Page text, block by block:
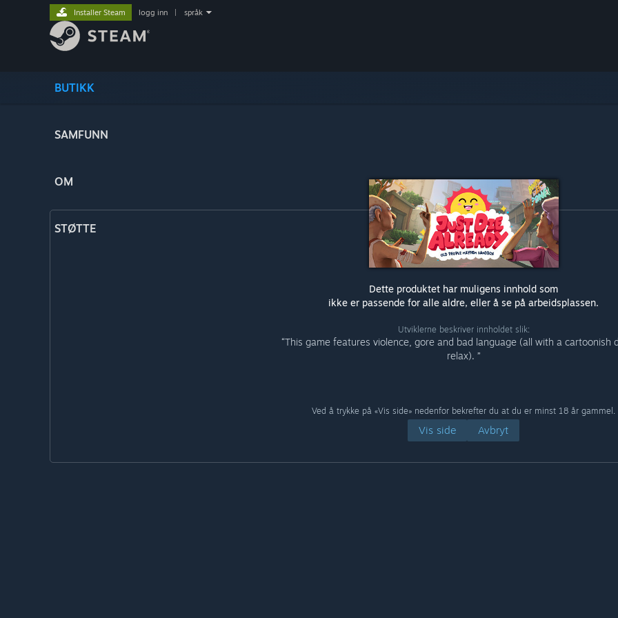
BUTIKK
SAMFUNN
OM
STØTTE
Installer Steam logg inn språk
Dette produktet har muligens innhold som
ikke er passende for alle aldre, eller å se på arbeidsplassen.
Utviklerne beskriver innholdet slik:
“This game features violence, gore and bad language (all with a cartoonish
relax). ”
Ved å trykke på «Vis side» nedenfor bekrefter du at du er minst 18 år gammel.
Vis side Avbryt